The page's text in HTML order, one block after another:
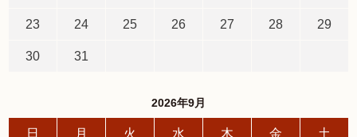
23 24 25 26 27 28 29
30 31
2026年9月
日 月 火 水 木 金 土